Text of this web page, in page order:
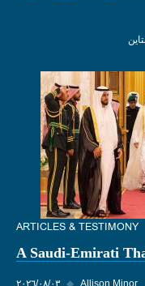
ARTICLES & TESTIMONY
A Saudi-Emirati
٠٣‏/٠٨‏/٢٠٢٦ ◆ Allison Minor